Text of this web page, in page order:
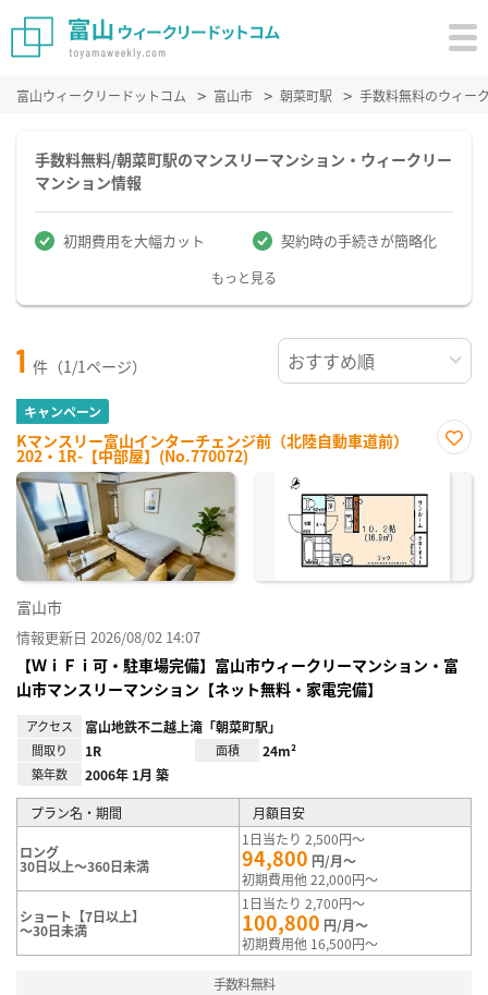
富山ウィークリードットコム 富山市 朝菜町駅 手数料無料のウィー
手数料無料/朝菜町駅のマンスリーマンション・ウィークリー
マンション情報
初期費用を大幅カット 契約時の手続きが簡略化
もっと見る
1 件（1/1ページ）
キャンペーン
Kマンスリー富山インターチェンジ前（北陸自動車道前）
202・1R-【中部屋】(No.770072)
に入
富山市
情報更新日 2026/08/02 14:07
【ＷｉＦｉ可・駐車場完備】富山市ウィークリーマンション・富
山市マンスリーマンション【ネット無料・家電完備】
アクセス 富山地鉄不二越上滝「朝菜町駅」
間取り 1R 面積 24m²
築年数 2006年 1月 築
プラン名・期間 月額目安
ロング
30日以上～360日未満
1日当たり 2,500円～
94,800 円/月～
初期費用他 22,000円～
ショート【7日以上】
～30日未満
1日当たり 2,700円～
100,800 円/月～
初期費用他 16,500円～
手数料無料